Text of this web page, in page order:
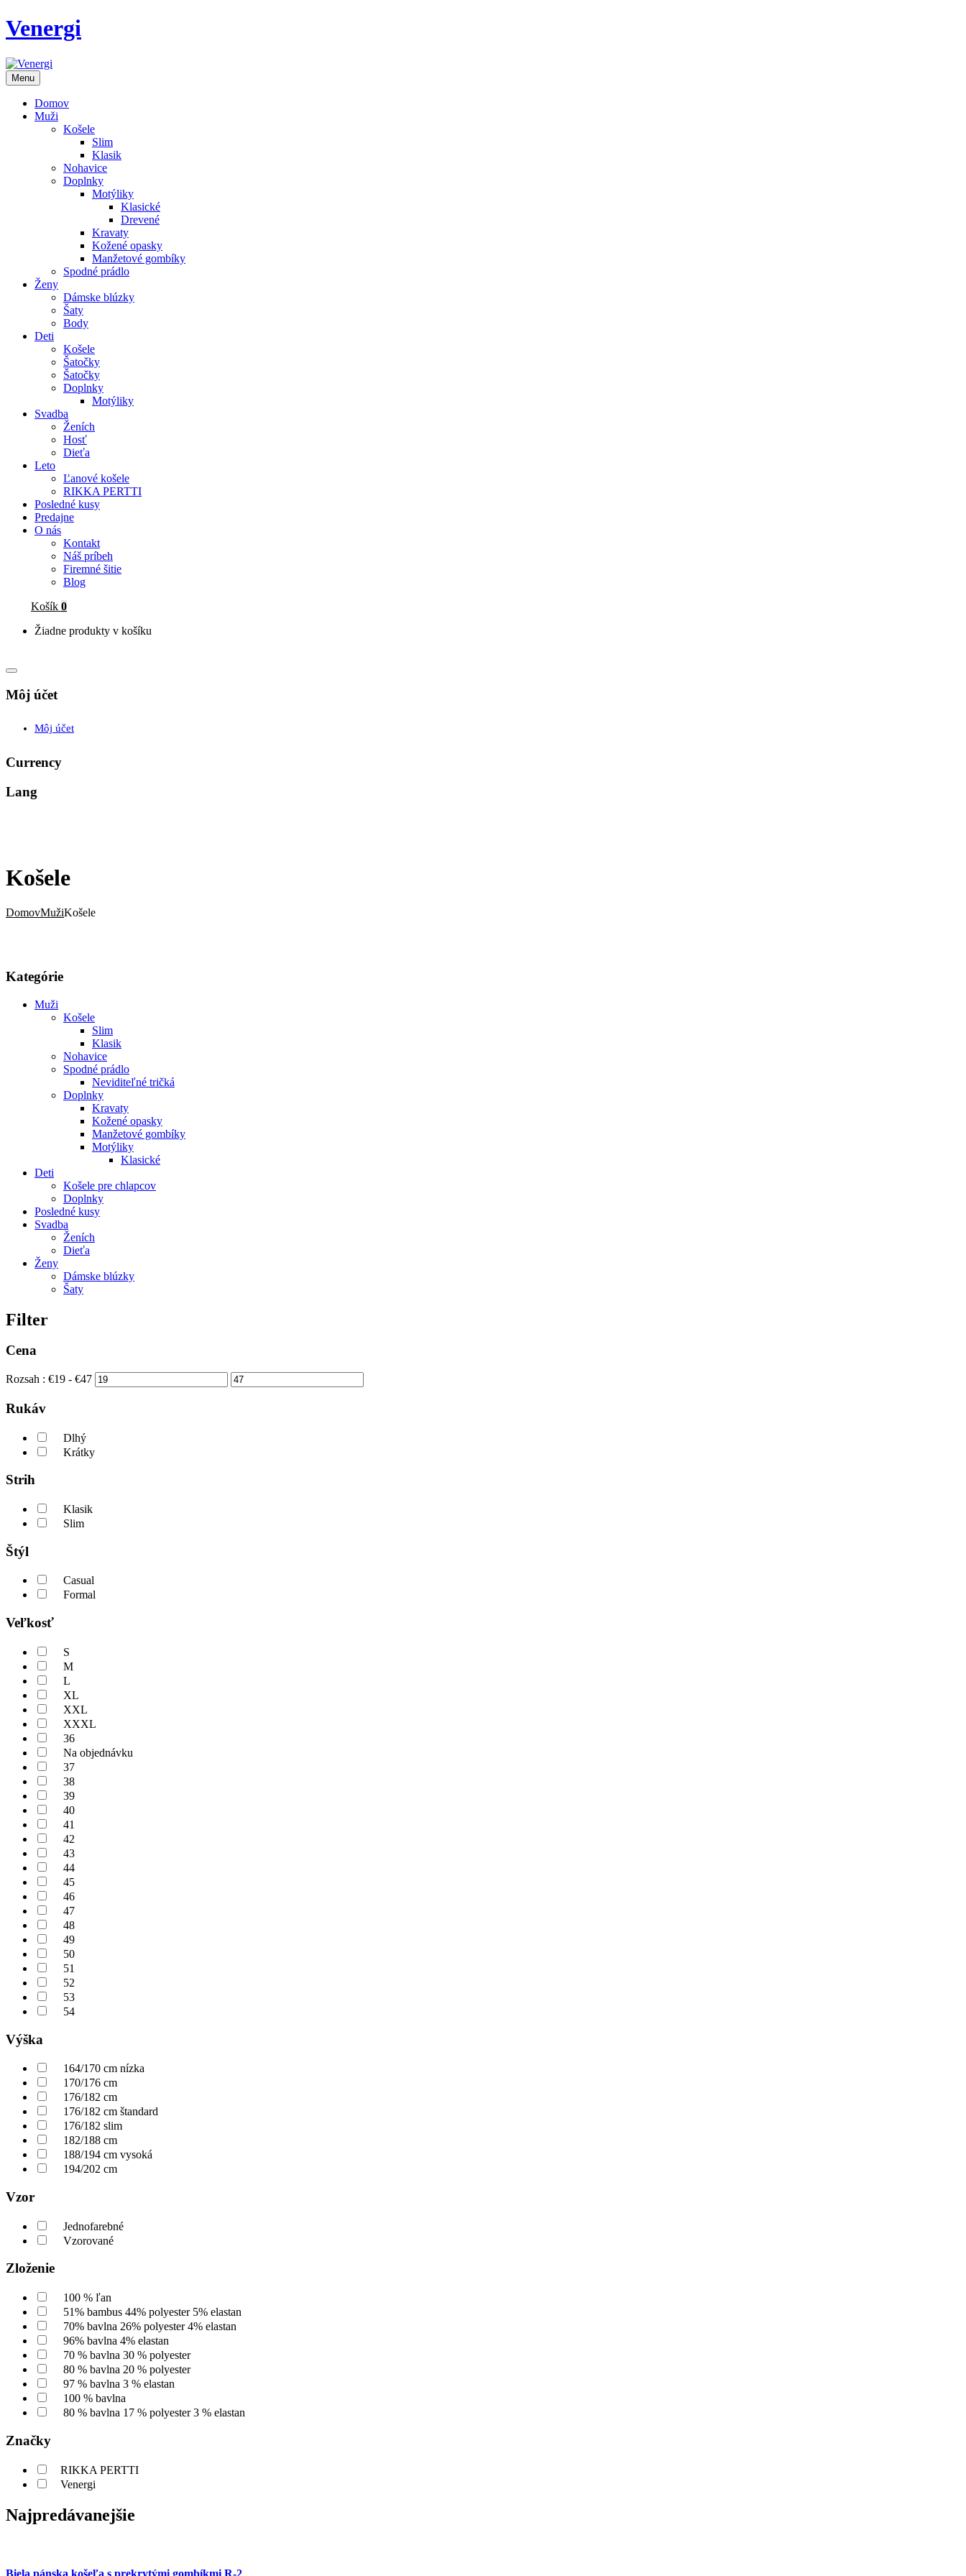
Venergi
Menu
Domov
Muži
Košele
Slim
Klasik
Nohavice
Doplnky
Motýliky
Klasické
Drevené
Kravaty
Kožené opasky
Manžetové gombíky
Spodné prádlo
Ženy
Dámske blúzky
Šaty
Body
Deti
Košele
Šatočky
Šatočky
Doplnky
Motýliky
Svadba
Ženích
Hosť
Dieťa
Leto
Ľanové košele
RIKKA PERTTI
Posledné kusy
Predajne
O nás
Kontakt
Náš príbeh
Firemné šitie
Blog
Košík 0
Žiadne produkty v košíku
Môj účet
Môj účet
Currency
Lang
Košele
DomovMužiKošele
Kategórie
Muži
Košele
Slim
Klasik
Nohavice
Spodné prádlo
Neviditeľné tričká
Doplnky
Kravaty
Kožené opasky
Manžetové gombíky
Motýliky
Klasické
Deti
Košele pre chlapcov
Doplnky
Posledné kusy
Svadba
Ženích
Dieťa
Ženy
Dámske blúzky
Šaty
Filter
Cena
Rozsah : €19 - €47
Rukáv
Dlhý
Krátky
Strih
Klasik
Slim
Štýl
Casual
Formal
Veľkosť
S
M
L
XL
XXL
XXXL
36
Na objednávku
37
38
39
40
41
42
43
44
45
46
47
48
49
50
51
52
53
54
Výška
164/170 cm nízka
170/176 cm
176/182 cm
176/182 cm štandard
176/182 slim
182/188 cm
188/194 cm vysoká
194/202 cm
Vzor
Jednofarebné
Vzorované
Zloženie
100 % ľan
51% bambus 44% polyester 5% elastan
70% bavlna 26% polyester 4% elastan
96% bavlna 4% elastan
70 % bavlna 30 % polyester
80 % bavlna 20 % polyester
97 % bavlna 3 % elastan
100 % bavlna
80 % bavlna 17 % polyester 3 % elastan
Značky
RIKKA PERTTI
Venergi
Najpredávanejšie
Biela pánska košeľa s prekrytými gombíkmi R-2